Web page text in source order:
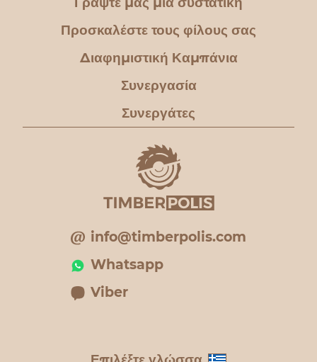
Προσκαλέστε τους φίλους σας
Διαφημιστική Καμπάνια
Συνεργασία
Συνεργάτες
info@timberpolis.com
Whatsapp
Viber